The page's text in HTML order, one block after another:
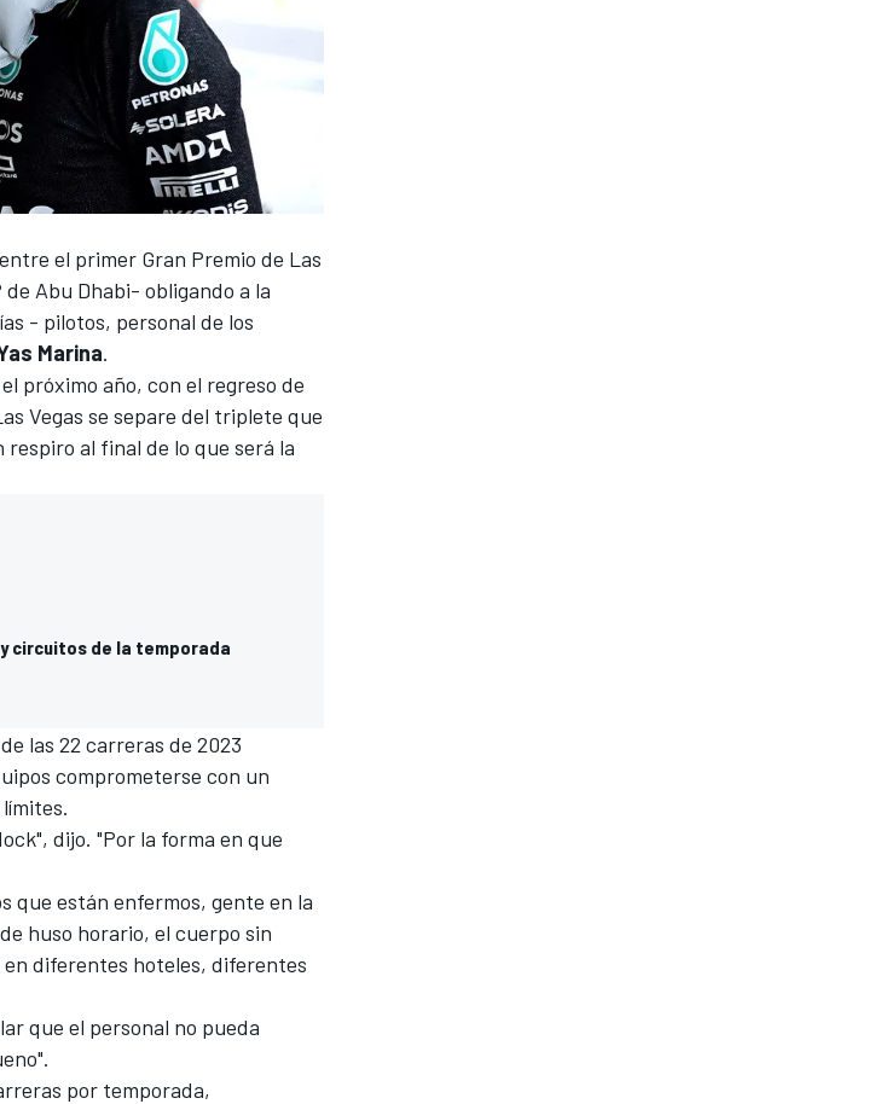
el primer Gran Premio de Las
de Abu Dhabi- obligando a la
- pilotos, personal de los
Marina.
próximo año, con el regreso de
Vegas se separe del triplete que
al final de lo que será la
circuitos de la temporada
las 22 carreras de 2023
comprometerse con un
dijo. "Por la forma en que
que están enfermos, gente en la
huso horario, el cuerpo sin
diferentes hoteles, diferentes
que el personal no pueda
por temporada,